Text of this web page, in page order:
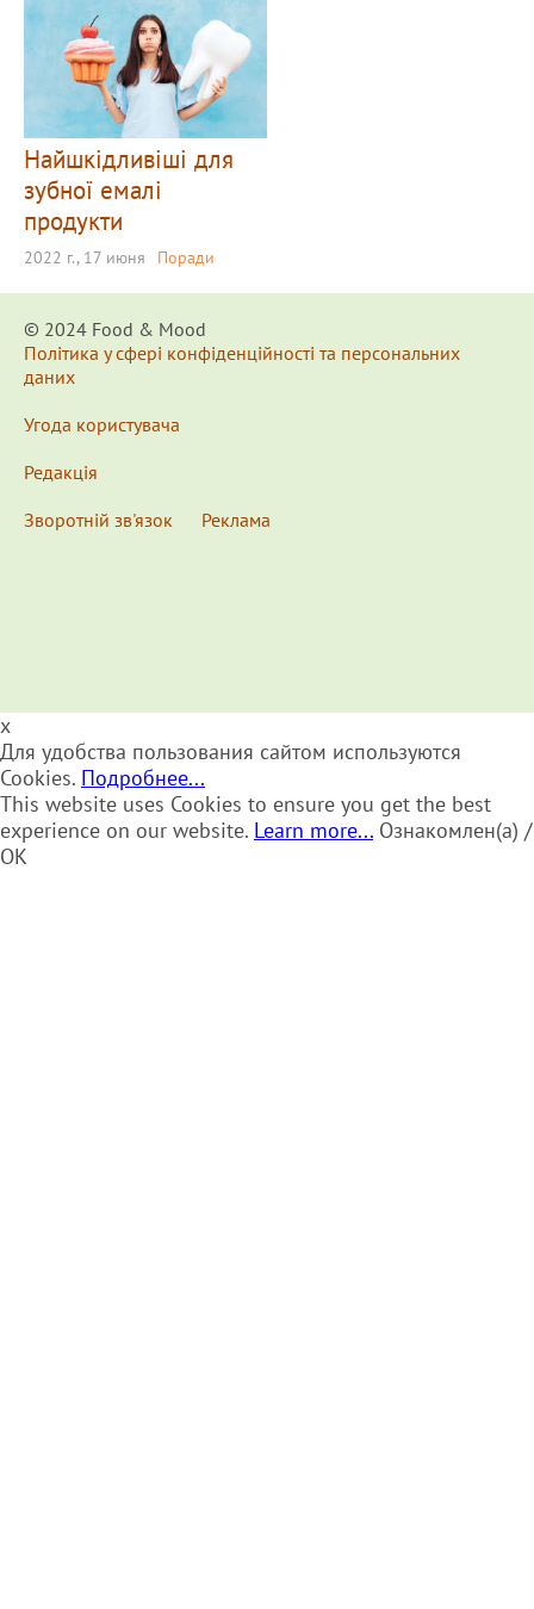
Найшкідливіші для
зубної емалі
продукти
2022 г., 17 июня Поради
© 2024 Food & Мood
Політика у сфері конфіденційності та персональних
даних
Угода користувача
Редакція
Зворотній зв'язок
Реклама
x
Для удобства пользования сайтом используются
Cookies. Подробнее...
This website uses Cookies to ensure you get the best
experience on our website. Learn more... Ознакомлен(а) /
OK